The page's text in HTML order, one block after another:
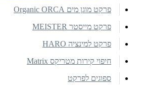
פרקט מוגן מים Organic ORCA
פרקט מייסטר MEISTER
פרקט למינציה HARO
חיפוי קירות מטריקס Matrix
ספוגים לפרקט